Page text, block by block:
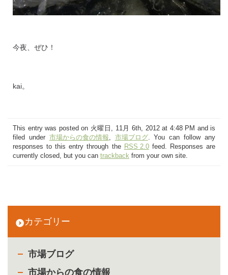
カテゴリー
市場ブログ
市場からの食の情報
今夜、ぜひ！
kai。
This entry was posted on 火曜日, 11月 6th, 2012 at 4:48 PM and is
filed under 市場からの食の情報, 市場ブログ. You can follow any
responses to this entry through the RSS 2.0feed. Responses are
currently closed, but you can trackback from your own site.